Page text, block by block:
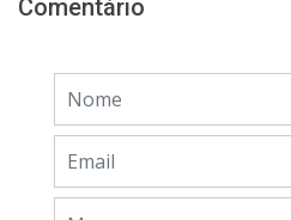
Comentário